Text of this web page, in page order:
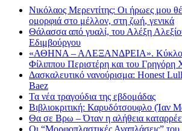
Νικόλαος Μερεντίτης: Οι ήρωες μου
ομορφιά στο μέλλον, στη ζωή, γενικά
Θάλασσα από γυαλί, του Αλέξη
Εδιμβούργου
«ΑΘΗΝΑ – ΑΛΕΞΑΝΔΡΕΙΑ». Κύκλος
Φίλιππου Περιστέρη και του Γρηγόρη
Δασκαλευτικό νανούρισμα: Honest
Baez
Τα νέα τραγούδια της εβδομάδας
Βιβλιοκριτική: Καρυδότσουφλο (Ίαν
Θα σε Βρω – Όταν η αλήθεια
Οι “Μορφοπλαστικές Αναπλάσεις”